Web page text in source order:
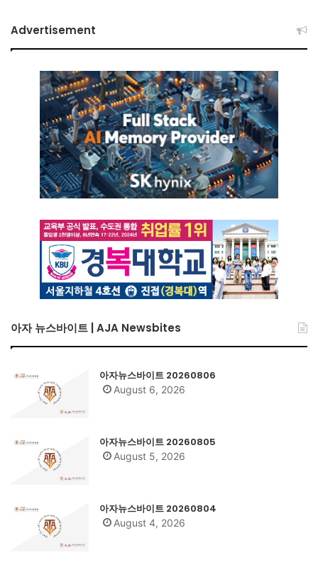
Advertisement
아자 뉴스바이트 | AJA Newsbites
아자뉴스바이트 20260806
August 6, 2026
아자뉴스바이트 20260805
August 5, 2026
아자뉴스바이트 20260804
August 4, 2026